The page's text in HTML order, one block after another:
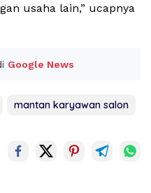
usaha lain,” ucapnya
Google News
mantan karyawan salon